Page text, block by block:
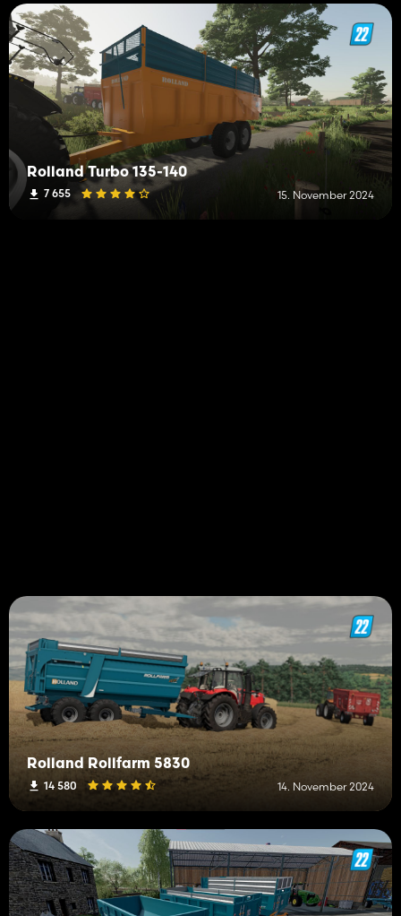
Rolland Turbo 135-140
7 655 15. November 2024
Rolland Rollfarm 5830
14 580 14. November 2024